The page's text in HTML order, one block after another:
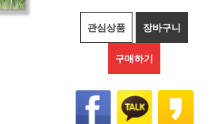
관심상품 장바구니
구매하기